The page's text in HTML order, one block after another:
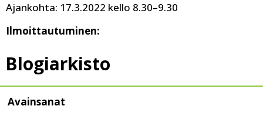
Ajankohta: 17.3.2022 kello 8.30–9.30
Ilmoittautuminen:
Blogiarkisto
Avainsanat